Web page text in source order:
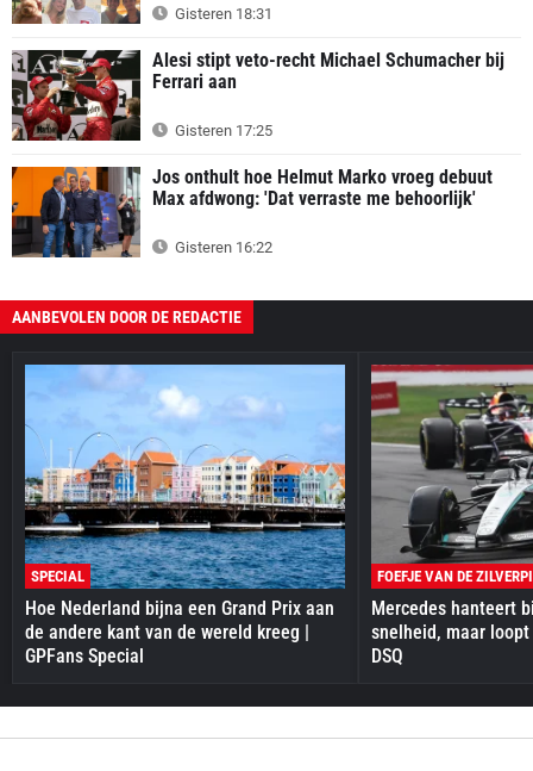
Gisteren 18:31
Alesi stipt veto-recht Michael Schumacher bij
Ferrari aan
Gisteren 17:25
Jos onthult hoe Helmut Marko vroeg debuut
Max afdwong: 'Dat verraste me behoorlijk'
Gisteren 16:22
AANBEVOLEN DOOR DE REDACTIE
SPECIAL
Hoe Nederland bijna een Grand Prix aan
de andere kant van de wereld kreeg |
GPFans Special
FOEFJE VAN DE
Mercedes hanteert
snelheid, maar
DSQ